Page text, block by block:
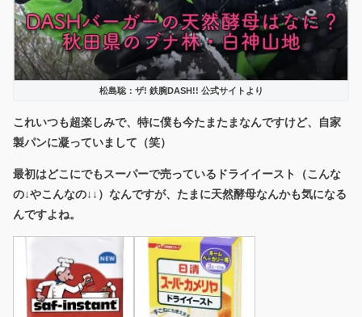
松島聡：ザ! 鉄腕DASH!! 公式サイトより
これいつも超楽しみで、特に僕も今たまたまなんですけど、自家
製パンに凝っていまして（笑）
最初はどこにでもスーパーで売っているドライイースト（こんな
の↓やこんなの↓↓）なんですが、たまに天然酵母なんかも気になる
んですよね。